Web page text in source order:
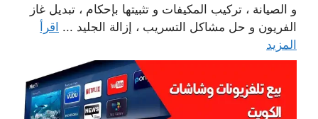
و الصيانة ، تركيب المكيفات و تثبيتها بإحكام ، تبديل غاز
الفريون و حل مشاكل التسريب ، إزالة الجليد ... اقرأ
المزيد